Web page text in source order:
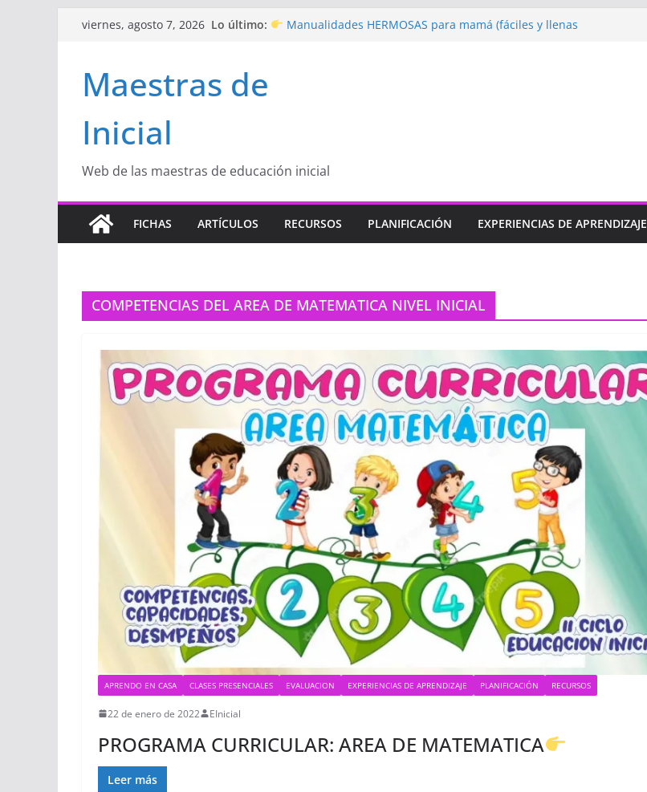
Saltarviernes, agosto 7, 2026 Lo último:
Manualidades HERMOSAS para mamá (fáciles y llenas
Inicial
Maestras de
Inicial
Web de las maestras de educación inicial
FICHAS ARTÍCULOS RECURSOS PLANIFICACIÓN EXPERIENCIAS DE APRENDIZAJE
COMPETENCIAS DEL AREA DE MATEMATICA NIVEL INICIAL
APRENDO EN CASA CLASES PRESENCIALES EVALUACION EXPERIENCIAS DE APRENDIZAJE PLANIFICACIÓN RECURSOS
22 de enero de 2022 EInicial
PROGRAMA CURRICULAR: AREA DE MATEMATICA
Leer más